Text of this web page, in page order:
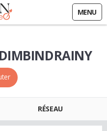
MENU
RÉSEAU